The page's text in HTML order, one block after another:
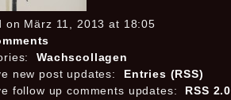
on März 11, 2013 at 18:05
Wachscollagen
new post updates:
Entries (RSS)
follow up comments updates:
RSS 2.0